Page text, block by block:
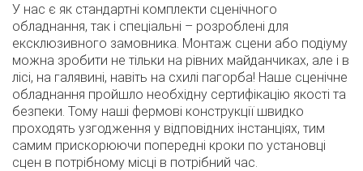
У нас є як стандартні комплекти сценічного
обладнання, так і спеціальні – розроблені для
ексклюзивного замовника. Монтаж сцени або подіуму
можна зробити не тільки на рівних майданчиках, але і в
лісі, на галявині, навіть на схилі пагорба! Наше сценічне
обладнання пройшло необхідну сертифікацію якості та
безпеки. Тому наші фермові конструкції швидко
проходять узгодження у відповідних інстанціях, тим
самим прискорюючи попередні кроки по установці
сцен в потрібному місці в потрібний час.